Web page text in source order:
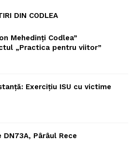
DIN CODLEA
Mehedinți Codlea”
„Practica pentru viitor”
Exercițiu ISU cu victime
Pârâul Rece